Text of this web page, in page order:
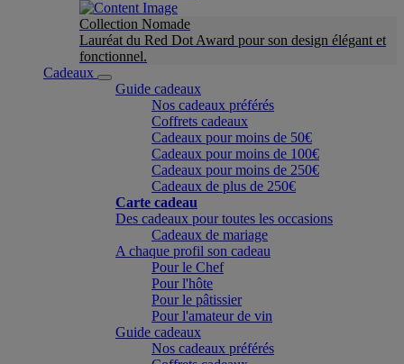
Collection Nomade
Lauréat du Red Dot Award pour son design élégant et
fonctionnel.
Cadeaux
Guide cadeaux
Nos cadeaux préférés
Coffrets cadeaux
Cadeaux pour moins de 50€
Cadeaux pour moins de 100€
Cadeaux pour moins de 250€
Cadeaux de plus de 250€
Carte cadeau
Des cadeaux pour toutes les occasions
Cadeaux de mariage
A chaque profil son cadeau
Pour le Chef
Pour l'hôte
Pour le pâtissier
Pour l'amateur de vin
Guide cadeaux
Nos cadeaux préférés